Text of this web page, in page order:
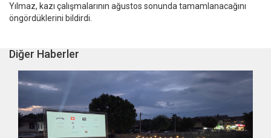
Yılmaz, kazı çalışmalarının ağustos sonunda tamamlanacağını
öngördüklerini bildirdi.
Diğer Haberler